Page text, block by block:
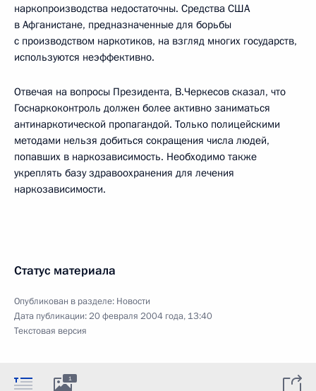
наркопроизводства недостаточны. Средства США
в Афганистане, предназначенные для борьбы
с производством наркотиков, на взгляд многих государств,
используются неэффективно.
Отвечая на вопросы Президента, В.Черкесов сказал, что
Госнаркоконтроль должен более активно заниматься
антинаркотической пропагандой. Только полицейскими
методами нельзя добиться сокращения числа людей,
попавших в наркозависимость. Необходимо также
укреплять базу здравоохранения для лечения
наркозависимости.
Статус материала
Опубликован в разделе: Новости
Дата публикации:20 февраля 2004 года, 13:40
Текстовая версия
1